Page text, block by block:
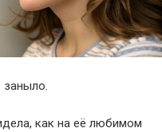
заныло.
как на её любимом